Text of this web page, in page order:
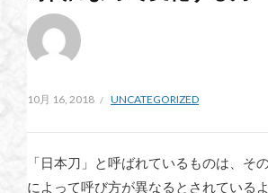
10月 16, 2018 UNCATEGORIZED
「日本刀」と呼ばれているものは、そ
によって呼び方が異なるとされている